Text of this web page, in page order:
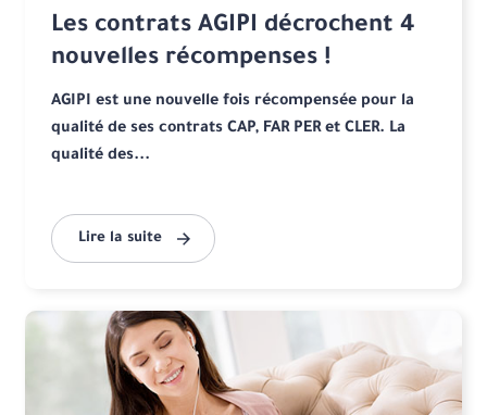
Les contrats AGIPI décrochent 4
nouvelles récompenses !
AGIPI est une nouvelle fois récompensée pour la
qualité de ses contrats CAP, FAR PER et CLER. La
qualité des...
Lire la suite